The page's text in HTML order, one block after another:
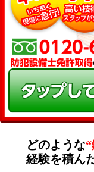
どのような
経験を積ん